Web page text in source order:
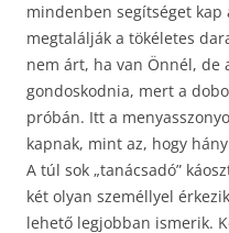
mindenben segítséget kap
megtalálják a tökéletes
nem árt, ha van Önnél, de
gondoskodnia, mert a
próbán. Itt a
kapnak, mint az, hogy
A túl sok „tanácsadó”
két olyan személlyel
lehető legjobban ismerik.